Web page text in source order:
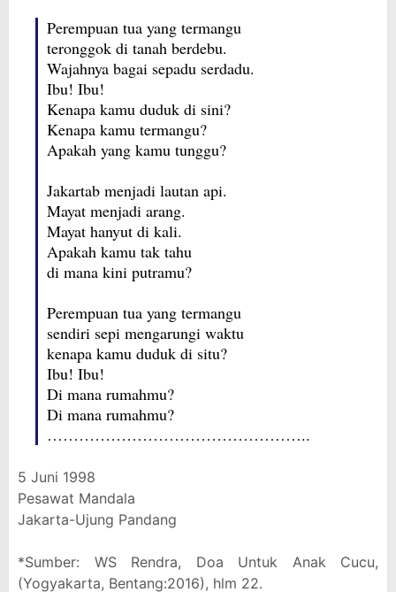
Perempuan tua yang termangu
teronggok di tanah berdebu.
Wajahnya bagai sepadu serdadu.
Ibu! Ibu!
Kenapa kamu duduk di sini?
Kenapa kamu termangu?
Apakah yang kamu tunggu?
Jakartab menjadi lautan api.
Mayat menjadi arang.
Mayat hanyut di kali.
Apakah kamu tak tahu
di mana kini putramu?
Perempuan tua yang termangu
sendiri sepi mengarungi waktu
kenapa kamu duduk di situ?
Ibu! Ibu!
Di mana rumahmu?
Di mana rumahmu?
…………………………………………..
5 Juni 1998
Pesawat Mandala
Jakarta-Ujung Pandang
*Sumber: WS Rendra, Doa Untuk Anak Cucu,
(Yogyakarta, Bentang:2016), hlm 22.